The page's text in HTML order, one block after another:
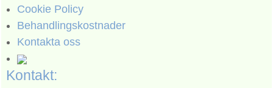
Cookie Policy
Behandlingskostnader
Kontakta oss
Kontakt: